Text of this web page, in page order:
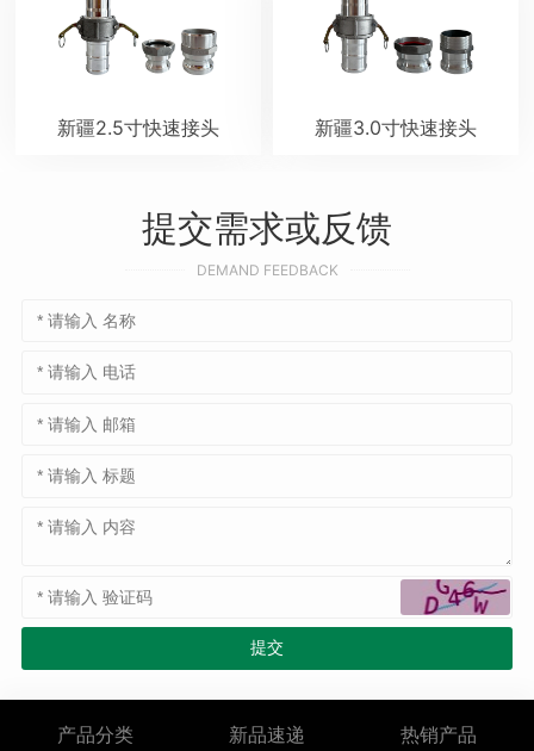
新疆2.5寸快速接头 新疆3.0寸快速接头
提交需求或反馈
DEMAND FEEDBACK
产品分类 新品速递 热销产品